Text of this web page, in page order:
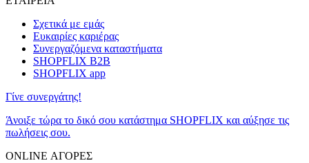
Σχετικά με εμάς
Ευκαιρίες καριέρας
Συνεργαζόμενα καταστήματα
SHOPFLIX B2B
SHOPFLIX app
Γίνε συνεργάτης!
Άνοιξε τώρα το δικό σου κατάστημα SHOPFLIX και αύξησε τις
πωλήσεις σου.
ONLINE ΑΓΟΡΕΣ